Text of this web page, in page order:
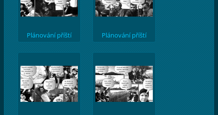
Plánování příští
Plánování příští